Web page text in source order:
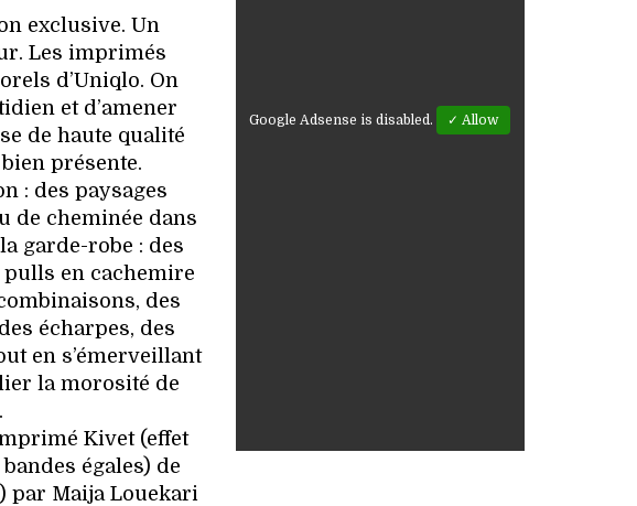
exclusive. Un
Les imprimés
d’Uniqlo. On
et d’amener
de haute qualité
présente.
: des paysages
de cheminée dans
garde-robe : des
pulls en cachemire
des
écharpes, des
en s’émerveillant
la morosité de
Kivet (effet
égales) de
par Maija Louekari
Google Adsense is disabled. ✓ Allow